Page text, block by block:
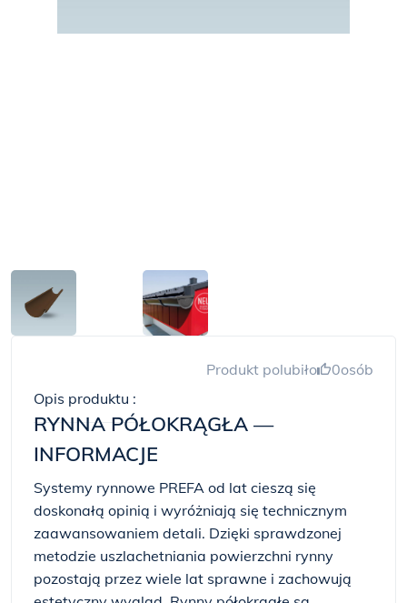
Produkt polubiło 0osób
Opis produktu :
RYNNA PÓŁOKRĄGŁA —
INFORMACJE
Systemy rynnowe PREFA od lat cieszą się
doskonałą opinią i wyróżniają się technicznym
zaawansowaniem detali. Dzięki sprawdzonej
metodzie uszlachetniania powierzchni rynny
pozostają przez wiele lat sprawne i zachowują